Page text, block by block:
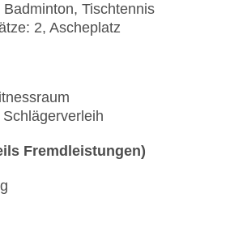
Tischtennis
2, Ascheplatz
Fremdleistungen)